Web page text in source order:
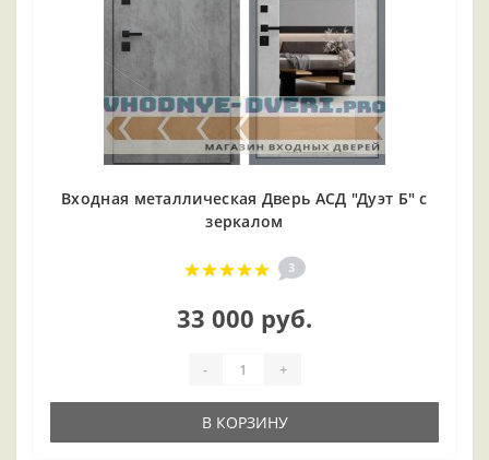
Входная металлическая Дверь АСД "Дуэт Б" с
зеркалом
3
33 000 руб.
- +
В КОРЗИНУ